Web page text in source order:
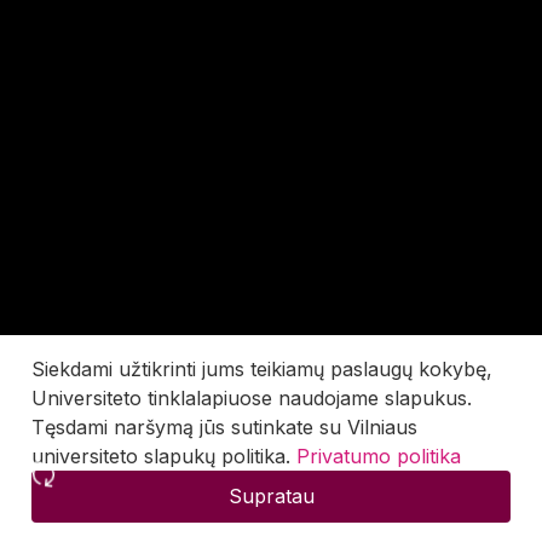
Siekdami užtikrinti jums teikiamų paslaugų kokybę,
Universiteto tinklalapiuose naudojame slapukus.
Tęsdami naršymą jūs sutinkate su Vilniaus
universiteto slapukų politika. Privatumo politika
Supratau